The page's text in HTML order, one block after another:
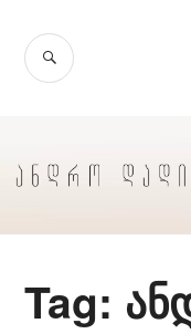
content
SEARCH
Tag: